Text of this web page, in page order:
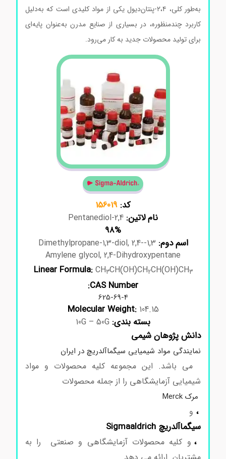
به‌طور کلی، ۲،۴-پنتان‌دیول یکی از مواد کلیدی است که به‌دلیل
کاربرد چندمنظوره، در بسیاری از صنایع مدرن به‌عنوان پایه‌ای
برای تولید محصولات جدید به کار می‌رود.
کد:156019
نام لاتین:2,4-Pentanediol
98%
اسم دوم:
1,3-Dimethylpropane-1,3-diol, 2,4-
Amylene glycol, 2,4-Dihydroxypentane
Linear Formula:CH3CH(OH)CH2CH(OH)CH
CAS Number:
625-69-4
Molecular Weight:104.15
بسته بندی:10G – 50G
دانش پژوهان شیمی
نمایندگی مواد شیمیایی سیگماآلدریچ در ایران
می باشد. این مجموعه کلیه محصولات و مواد
شیمیایی آزمایشگاهی را از جمله محصولات
مرک Merck
سیگماآلدریچ Sigmaaldrich
و کلیه محصولات آزمایشگاهی و صنعتی را به